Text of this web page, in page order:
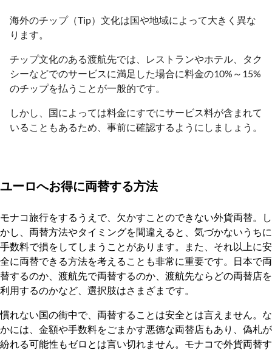
海外のチップ（Tip）文化は国や地域によって大きく異な
ります。
チップ文化のある渡航先では、レストランやホテル、タク
シーなどでのサービスに満足した場合に料金の10%～15%
のチップを払うことが一般的です。
しかし、国によっては料金にすでにサービス料が含まれて
いることもあるため、事前に確認するようにしましょう。
ユーロへお得に両替する方法
モナコ旅行をするうえで、欠かすことのできない外貨両替。し
かし、両替方法やタイミングを間違えると、気づかないうちに
手数料で損をしてしまうことがあります。また、それ以上に安
全に両替できる方法を考えることも非常に重要です。日本で両
替するのか、渡航先で両替するのか、渡航先ならどの両替店を
利用するのかなど、選択肢はさまざまです。
慣れない国の街中で、両替することは安全とは言えません。な
かには、金額や手数料をごまかす悪徳な両替店もあり、偽札が
紛れる可能性もゼロとは言い切れません。モナコで外貨両替す